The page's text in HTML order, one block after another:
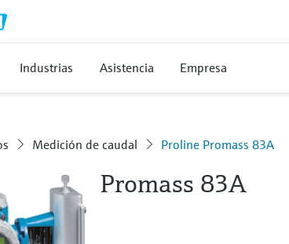
Industrias Asistencia Empresa
Medición de caudal Proline Promass 83A
Promass 83A